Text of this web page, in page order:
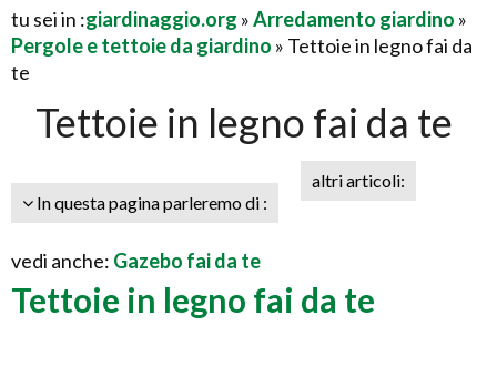
tu sei in :giardinaggio.org »Arredamento giardino »
Pergole e tettoie da giardino » Tettoie in legno fai da
te
Tettoie in legno fai da te
In questa pagina parleremo di :
altri articoli:
vedi anche: Gazebo fai da te
Tettoie in legno fai da te